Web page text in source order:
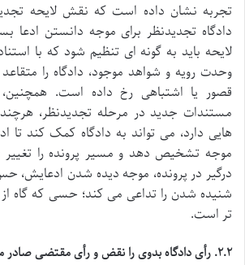
تجربه نشان داده است که نقش لایحه
دادگاه تجدیدنظر برای موجه دانستن ادعا
لایحه باید به گونه ای تنظیم شود که با
وحدت رویه و شواهد موجود، دادگاه را
قصور یا اشتباهی رخ داده است. همچنین،
مستندات جدید در مرحله تجدیدنظر،
هایی دارد، می تواند به دادگاه کمک کند تا
موجه تشخیص دهد و مسیر پرونده را
درگیر در پرونده، موجه دیده شدن ادعایش،
شنیده شدن را تداعی می کند؛ حسی که گاه از
تر است.
۲.۲. رأی دادگاه بدوی را نقض و رأی مقتضی صادر می نماید